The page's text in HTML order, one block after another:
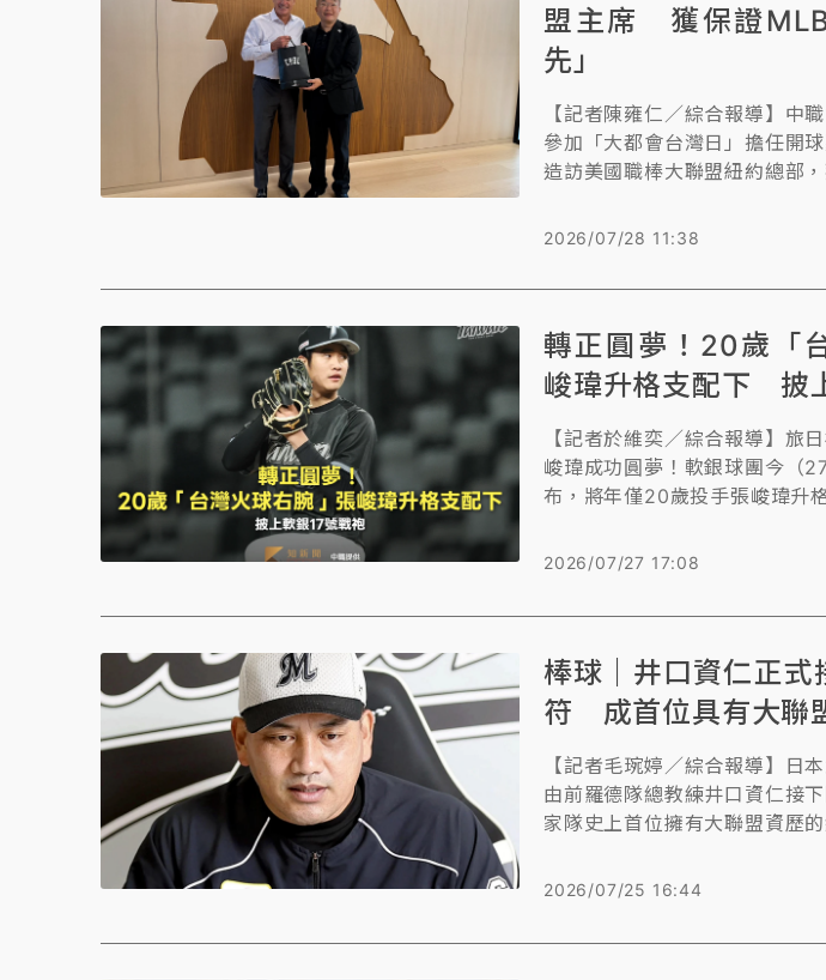
盟主席 獲保證
先」
【記者陳雍仁／綜合報導】中
參加「大都會台灣日」擔任開
造訪美國職棒大聯盟紐約總部
賽事、國際賽事合作及未來棒
晤也展現台灣棒球近年在國際
2026/07/28 11:38
轉正圓夢！20歲「
峻瑋升格支配下 披
【記者於維奕／綜合報導】旅
峻瑋成功圓夢！軟銀球團今（
布，將年僅20歲投手張峻瑋升
本季在二軍展現強大宰制力，
2026/07/27 17:08
棒球｜井口資仁正式
符 成首位具有大聯
【記者毛琬婷／綜合報導】日
由前羅德隊總教練井口資仁接
家隊史上首位擁有大聯盟資歷
個任務就是今年11月舉行的亞洲
2026/07/25 16:44